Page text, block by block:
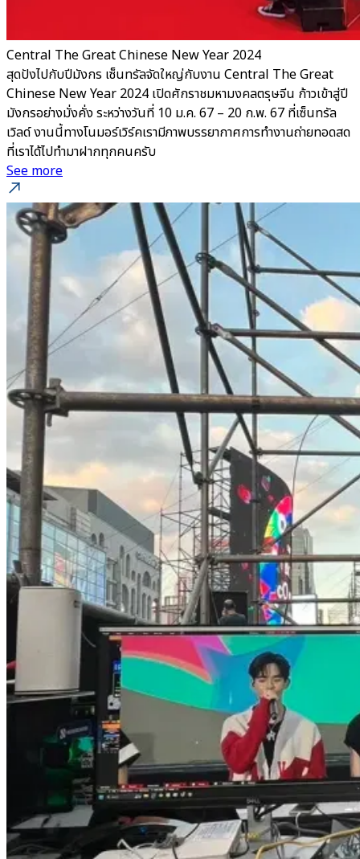
Central The Great Chinese New Year 2024
สุดปังไปกับปีมังกร เซ็นทรัลจัดใหญ่กับงาน Central The Great
Chinese New Year 2024 เปิดศักราชมหามงคลตรุษจีน ก้าวเข้าสู่ปี
มังกรอย่างมั่งคั่ง ระหว่างวันที่ 10 ม.ค. 67 – 20 ก.พ. 67 ที่เซ็นทรัล
เวิลด์ งานนี้ทางโนมอร์เวิร์คเรามีภาพบรรยากาศการทำงานถ่ายทอดสด
ที่เราได้ไปทำมาฝากทุกคนครับ
See more